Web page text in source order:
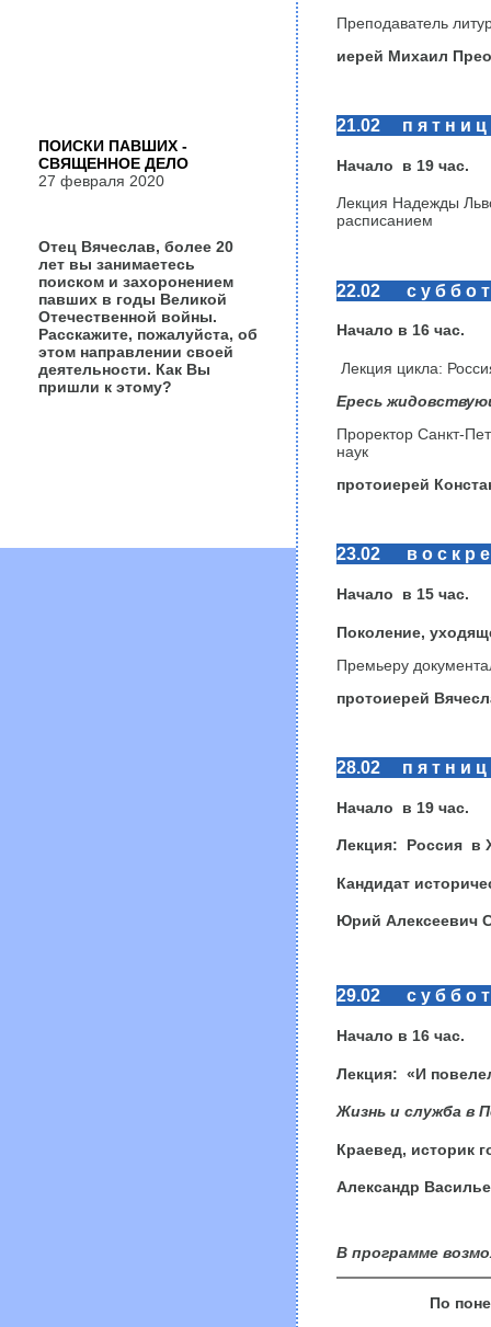
Преподаватель
иерей Михаил
21.02 п я т н и ц
Начало в 19 час.
Лекция Надежды
расписанием
22.02 с у б б о т
Начало в 16час.
Лекция цикла:
Ересь
Проректор Санкт-
наук
протоиерей
23.02 в о с к р е
Начало в 15 час.
Поколение,
Премьеру
протоиерей
28.02 п я т н и ц
Начало в 19 час.
Лекция: Россия в
Кандидат
Юрий Алексеевич
29.02 с у б б о т
Начало в 16 час.
Лекция: «И
Жизнь и служба в
Краевед, историк
Александр
В программе
По
ПОИСКИ ПАВШИХ -
СВЯЩЕННОЕ ДЕЛО
27 февраля 2020
Отец Вячеслав, более 20
лет вы занимаетесь
поиском и захоронением
павших в годы Великой
Отечественной войны.
Расскажите, пожалуйста, об
этом направлении своей
деятельности. Как Вы
пришли к этому?